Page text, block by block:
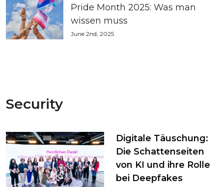
Pride Month 2025: Was man
wissen muss
June 2nd, 2025
Security
Digitale Täuschung:
Die Schattenseiten
von KI und ihre Rolle
bei Deepfakes